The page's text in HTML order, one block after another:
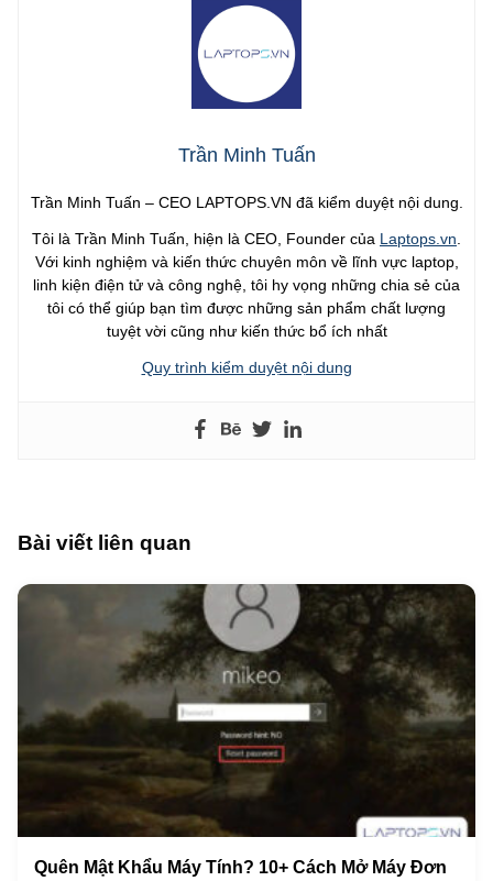
Trần Minh Tuấn
Trần Minh Tuấn – CEO LAPTOPS.VN đã kiểm duyệt nội dung.
Tôi là Trần Minh Tuấn, hiện là CEO, Founder của Laptops.vn.
Với kinh nghiệm và kiến thức chuyên môn về lĩnh vực laptop,
linh kiện điện tử và công nghệ, tôi hy vọng những chia sẻ của
tôi có thể giúp bạn tìm được những sản phẩm chất lượng
tuyệt vời cũng như kiến thức bổ ích nhất
Quy trình kiểm duyệt nội dung
Bài viết liên quan
Quên Mật Khẩu Máy Tính? 10+ Cách Mở Máy Đơn